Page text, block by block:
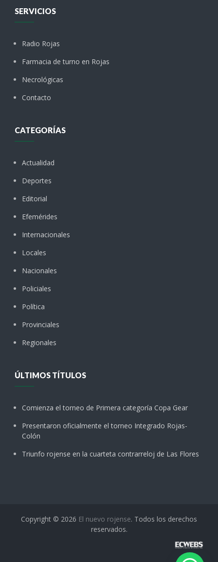
SERVICIOS
Radio Rojas
Farmacia de turno en Rojas
Necrológicas
Contacto
CATEGORÍAS
Actualidad
Deportes
Editorial
Efemérides
Internacionales
Locales
Nacionales
Policiales
Política
Provinciales
Regionales
ÚLTIMOS TÍTULOS
Comienza el torneo de Primera categoría Copa Gear
Presentaron oficialmente el torneo Integrado Rojas-
Colón
Triunfo rojense en la cuarteta contrarreloj de Las Flores
Copyright © 2026 El nuevo rojense. Todos los derechos
reservados.